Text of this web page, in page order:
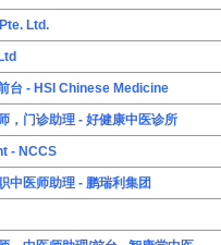
Ltd.
台 - HSI Chinese Medicine
，门诊助理 - 好健康中医诊所
- NCCS
中医师助理 - 鹏瑞利集团